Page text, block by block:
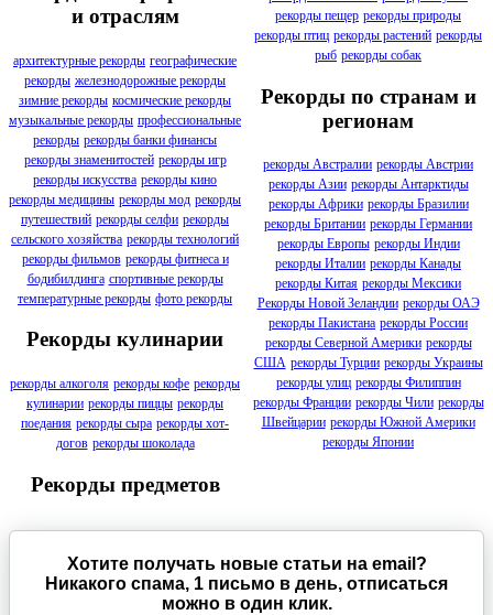
и отраслям
архитектурные рекорды географические
рекорды железнодорожные рекорды
зимние рекорды космические рекорды
музыкальные рекорды профессиональные
рекорды рекорды банки финансы
рекорды знаменитостей рекорды игр
рекорды искусства рекорды кино
рекорды медицины рекорды мод рекорды
путешествий рекорды селфи рекорды
сельского хозяйства рекорды технологий
рекорды фильмов рекорды фитнеса и
бодибилдинга спортивные рекорды
температурные рекорды фото рекорды
Рекорды кулинарии
рекорды алкоголя рекорды кофе рекорды
кулинарии рекорды пиццы рекорды
поедания рекорды сыра рекорды хот-
догов рекорды шоколада
Рекорды предметов
рекорды пещер рекорды природы
рекорды птиц рекорды растений рекорды
рыб рекорды собак
Рекорды по странам и
регионам
рекорды Австралии рекорды Австрии
рекорды Азии рекорды Антарктиды
рекорды Африки рекорды Бразилии
рекорды Британии рекорды Германии
рекорды Европы рекорды Индии
рекорды Италии рекорды Канады
рекорды Китая рекорды Мексики
Рекорды Новой Зеландии рекорды ОАЭ
рекорды Пакистана рекорды России
рекорды Северной Америки рекорды
США рекорды Турции рекорды Украины
рекорды улиц рекорды Филиппин
рекорды Франции рекорды Чили рекорды
Швейцарии рекорды Южной Америки
рекорды Японии
Хотите получать новые статьи на email?
Никакого спама, 1 письмо в день, отписаться
можно в один клик.